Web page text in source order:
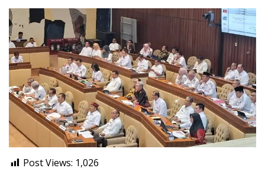
Post Views: 1,026